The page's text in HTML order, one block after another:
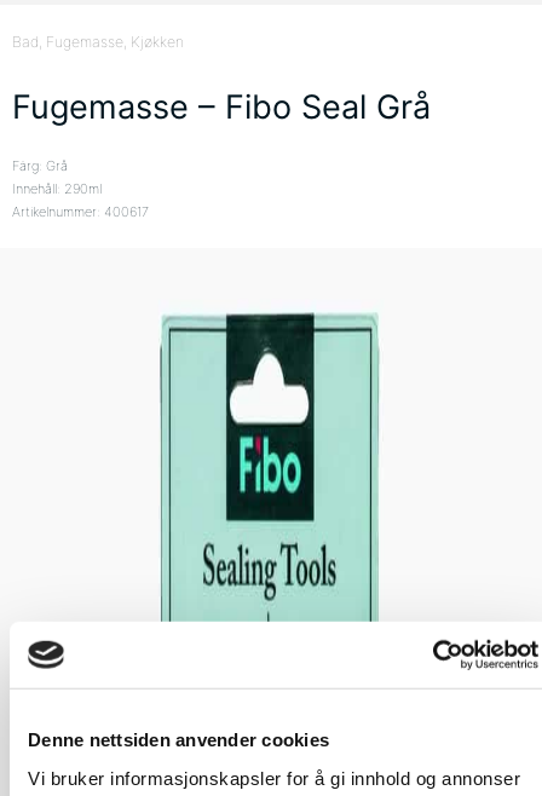
Denne nettsiden anvender cookies
Vi bruker informasjonskapsler for å gi innhold og annonser
Bad , Fugemasse , Kjøkken
Fugemasse – Fibo Seal Grå
Färg: Grå
Innehåll: 290ml
Artikelnummer: 400617